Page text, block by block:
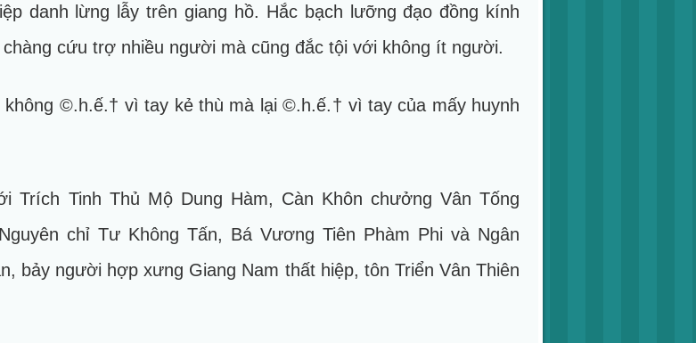
danh lừng lẫy trên giang hồ. Hắc bạch lưỡng đạo đồng kính
cứu trợ nhiều người mà cũng đắc tội với không ít người.
không ©.h.ế.† vì tay kẻ thù mà lại ©.h.ế.† vì tay của mấy huynh
Trích Tinh Thủ Mộ Dung Hàm, Càn Khôn chưởng Vân Tống
chỉ Tư Không Tấn, Bá Vương Tiên Phàm Phi và Ngân
bảy người hợp xưng Giang Nam thất hiệp, tôn Triển Vân Thiên